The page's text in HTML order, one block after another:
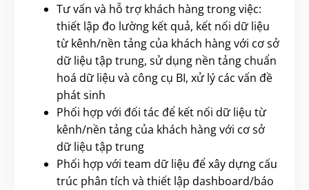
Tư vấn và hỗ trợ khách hàng trong việc:
thiết lập đo lường kết quả, kết nối dữ liệu
từ kênh/nền tảng của khách hàng với cơ sở
dữ liệu tập trung, sử dụng nền tảng chuẩn
hoá dữ liệu và công cụ BI, xử lý các vấn đề
phát sinh
Phối hợp với đối tác để kết nối dữ liệu từ
kênh/nền tảng của khách hàng với cơ sở
dữ liệu tập trung
Phối hợp với team dữ liệu để xây dựng cấu
trúc phân tích và thiết lập dashboard/báo